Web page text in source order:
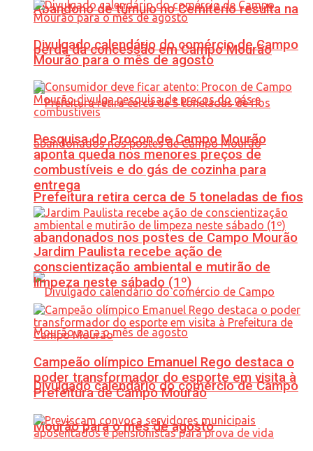
Abandono de túmulo no Cemitério resulta na
perda da concessão em Campo Mourão
Prefeitura retira cerca de 5 toneladas de fios
abandonados nos postes de Campo Mourão
Divulgado calendário do comércio de Campo
Mourão para o mês de agosto
Divulgado calendário do comércio de Campo
Mourão para o mês de agosto
Pesquisa do Procon de Campo Mourão
aponta queda nos menores preços de
combustíveis e do gás de cozinha para
entrega
Jardim Paulista recebe ação de
conscientização ambiental e mutirão de
limpeza neste sábado (1º)
Campeão olímpico Emanuel Rego destaca o
poder transformador do esporte em visita à
Prefeitura de Campo Mourão